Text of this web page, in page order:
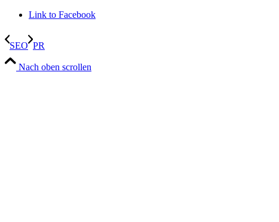
Link to Facebook
SEO PR
Nach oben scrollen